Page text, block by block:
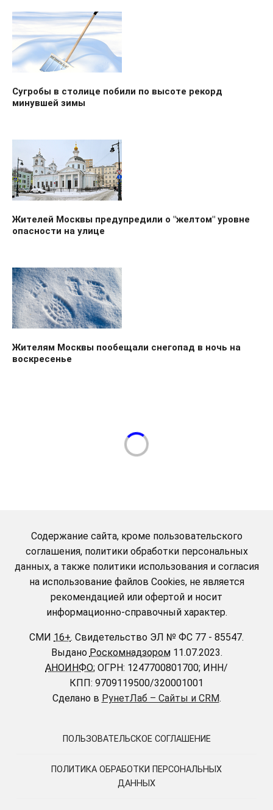
Сугробы в столице побили по высоте рекорд
минувшей зимы
Жителей Москвы предупредили о "желтом" уровне
опасности на улице
Жителям Москвы пообещали снегопад в ночь на
воскресенье
Содержание сайта, кроме пользовательского
соглашения, политики обработки персональных
данных, а также политики использования и согласия
на использование файлов Cookies, не является
рекомендацией или офертой и носит
информационно-справочный характер.
СМИ 16+. Свидетельство ЭЛ № ФС 77 - 85547.
Выдано Роскомнадзором11.07.2023.
АНОИНФО; ОГРН: 1247700801700; ИНН/
КПП: 9709119500/320001001
Сделано в РунетЛаб – Сайты и CRM.
ПОЛЬЗОВАТЕЛЬСКОЕ СОГЛАШЕНИЕ
ПОЛИТИКА ОБРАБОТКИ ПЕРСОНАЛЬНЫХ
ДАННЫХ